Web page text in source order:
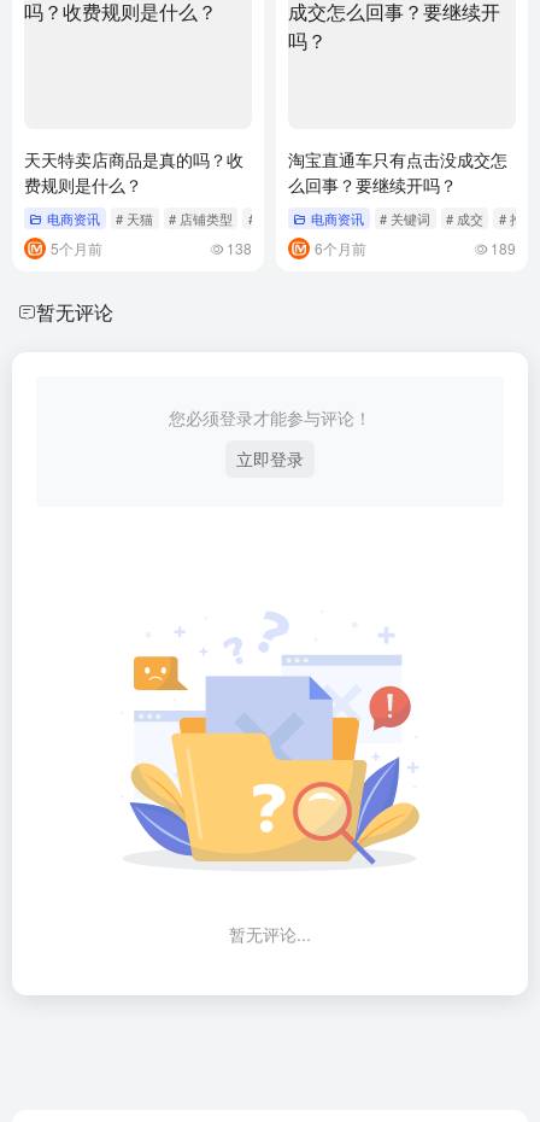
天天特卖店商品是真的吗？收
费规则是什么？
电商资讯 # 天猫 # 店铺类型 # 活动
5个月前 138
淘宝直通车只有点击没成交怎
么回事？要继续开吗？
电商资讯 # 关键词 # 成交 # 推广
6个月前 189
暂无评论
您必须登录才能参与评论！
立即登录
暂无评论...